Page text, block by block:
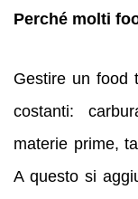
Perché molti
Gestire un food
costanti:
materie prime,
A questo si